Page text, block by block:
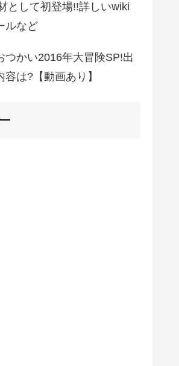
として初登場!!詳しいwiki
ルなど
つかい2016年大冒険SP!出
は?【動画あり】